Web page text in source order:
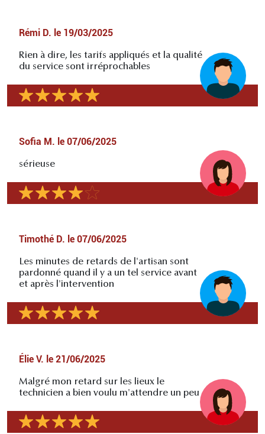
Rémi D. le 19/03/2025
Rien à dire, les tarifs appliqués et la qualité
du service sont irréprochables
Sofia M. le 07/06/2025
sérieuse
Timothé D. le 07/06/2025
Les minutes de retards de l'artisan sont
pardonné quand il y a un tel service avant
et après l'intervention
Élie V. le 21/06/2025
Malgré mon retard sur les lieux le
technicien a bien voulu m'attendre un peu